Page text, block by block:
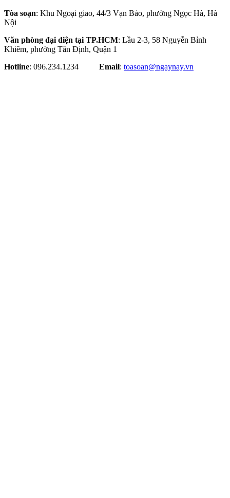
Tòa soạn: Khu Ngoại giao, 44/3 Vạn Bảo, phường Ngọc Hà, Hà
Nội
Văn phòng đại diện tại TP.HCM: Lầu 2-3, 58 Nguyễn Bỉnh
Khiêm, phường Tân Định, Quận 1
Hotline: 096.234.1234 Email: toasoan@ngaynay.vn